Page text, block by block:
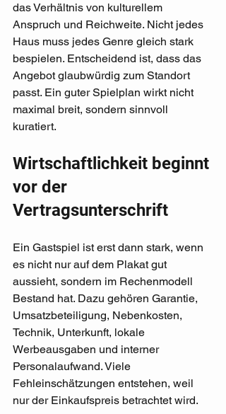
das Verhältnis von kulturellem
Anspruch und Reichweite. Nicht jedes
Haus muss jedes Genre gleich stark
bespielen. Entscheidend ist, dass das
Angebot glaubwürdig zum Standort
passt. Ein guter Spielplan wirkt nicht
maximal breit, sondern sinnvoll
kuratiert.
Wirtschaftlichkeit beginnt
vor der
Vertragsunterschrift
Ein Gastspiel ist erst dann stark, wenn
es nicht nur auf dem Plakat gut
aussieht, sondern im Rechenmodell
Bestand hat. Dazu gehören Garantie,
Umsatzbeteiligung, Nebenkosten,
Technik, Unterkunft, lokale
Werbeausgaben und interner
Personalaufwand. Viele
Fehleinschätzungen entstehen, weil
nur der Einkaufspreis betrachtet wird.